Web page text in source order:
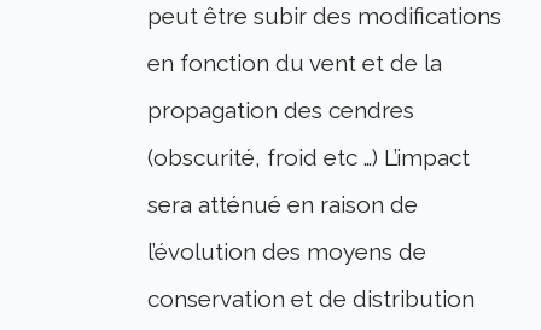
peut être subir des modifications
en fonction du vent et de la
propagation des cendres
(obscurité, froid etc …) L’impact
sera atténué en raison de
l’évolution des moyens de
conservation et de distribution